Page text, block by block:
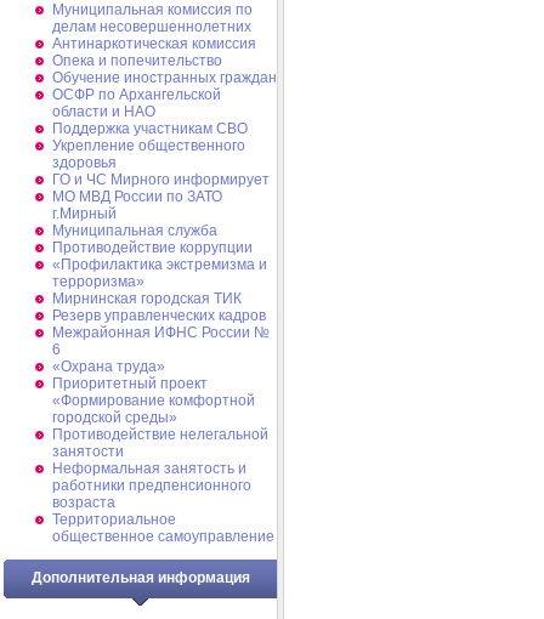
Муниципальная комиссия по
делам несовершеннолетних
Антинаркотическая комиссия
Опека и попечительство
Обучение иностранных граждан
ОСФР по Архангельской
области и НАО
Поддержка участникам СВО
Укрепление общественного
здоровья
ГО и ЧС Мирного информирует
МО МВД России по ЗАТО
г.Мирный
Муниципальная cлужба
Противодействие коррупции
«Профилактика экстремизма и
терроризма»
Мирнинская городская ТИК
Резерв управленческих кадров
Межрайонная ИФНС России №
6
«Охрана труда»
Приоритетный проект
«Формирование комфортной
городской среды»
Противодействие нелегальной
занятости
Неформальная занятость и
работники предпенсионного
возраста
Территориальное
общественное самоуправление
Дополнительная информация